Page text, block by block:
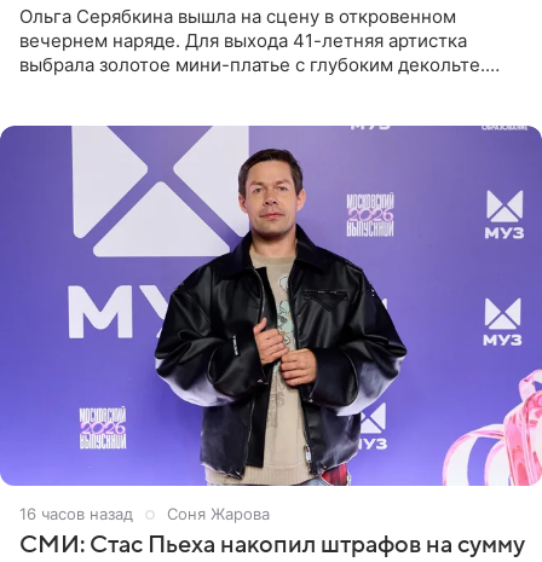
Ольга Серябкина вышла на сцену в откровенном
вечернем наряде. Для выхода 41-летняя артистка
выбрала золотое мини-платье с глубоким декольте.
16 часов назад Соня Жарова
СМИ: Стас Пьеха накопил штрафов на сумму